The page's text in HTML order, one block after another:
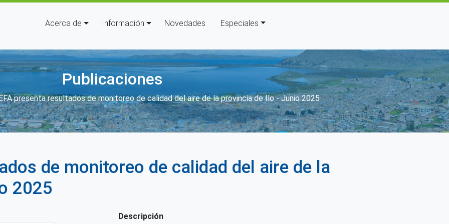
Navegación principal
Acerca de Información Novedades Especiales
Publicaciones
de ayuda a la navegación
presenta resultados de monitoreo de calidad del aire de la provincia de Ilo - Junio 2025
de monitoreo de calidad del aire de la
2025
Descripción